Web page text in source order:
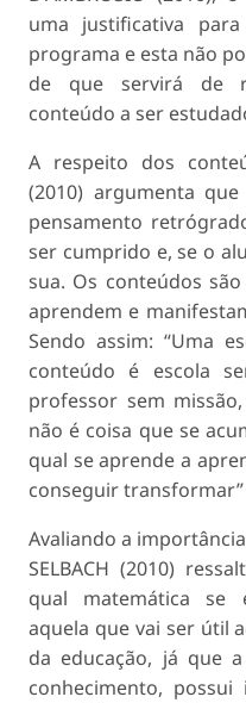
uma justificativa
programa e esta não
de que servirá de
conteúdo a ser
A respeito dos
(2010) argumenta
pensamento
ser cumprido e, se o
sua. Os conteúdos
aprendem e
Sendo assim: “Uma
conteúdo é escola
professor sem
não é coisa que se
qual se aprende a
conseguir transformar”
Avaliando a
SELBACH (2010)
qual matemática se
aquela que vai ser útil
da educação, já que
conhecimento,